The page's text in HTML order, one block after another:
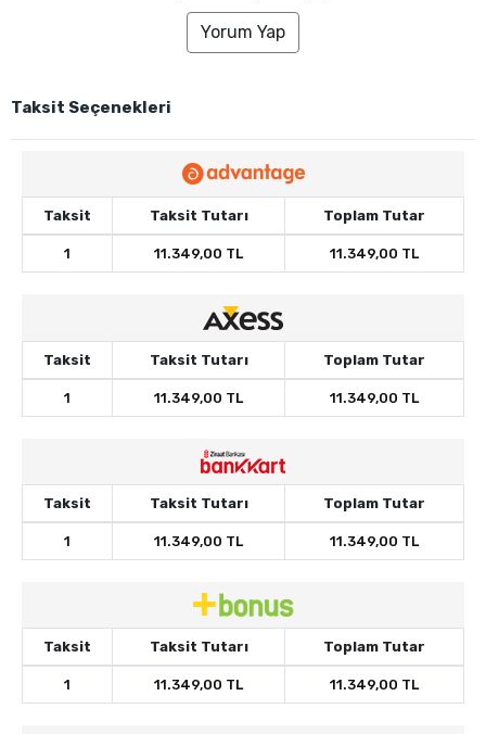
Yorum Yap
Taksit Seçenekleri
Taksit Taksit Tutarı Toplam Tutar
1 11.349,00 TL 11.349,00 TL
Taksit Taksit Tutarı Toplam Tutar
1 11.349,00 TL 11.349,00 TL
Taksit Taksit Tutarı Toplam Tutar
1 11.349,00 TL 11.349,00 TL
Taksit Taksit Tutarı Toplam Tutar
1 11.349,00 TL 11.349,00 TL